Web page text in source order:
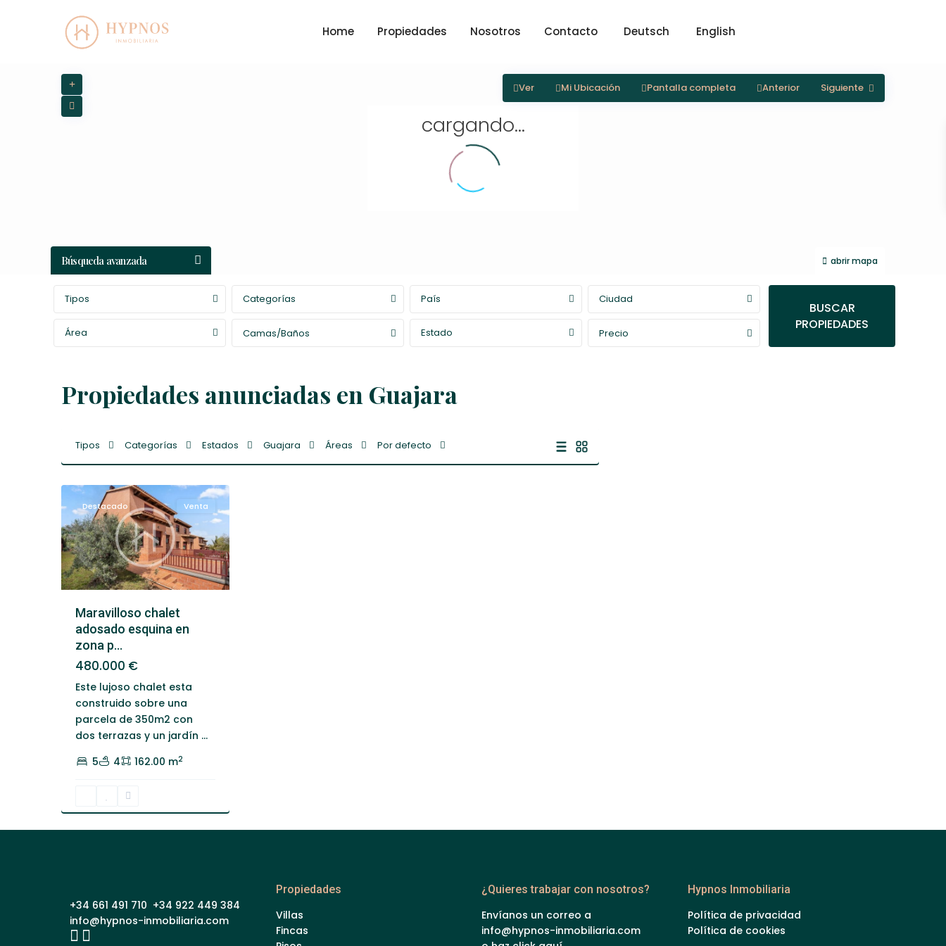
Home Propiedades Nosotros Contacto Deutsch English
cargando...
abrir mapa
Ver Mi Ubicación Pantalla completa Anterior Siguiente
Búsqueda avanzada
Tipos Categorías País Ciudad
Área Camas/Baños Estado Precio
BUSCAR
PROPIEDADES
Propiedades anunciadas en Guajara
Tipos Categorías Estados Guajara Áreas Por defecto
Guajara
La
Destacado Venta
Maravilloso chalet
adosado esquina en
zona p...
480.000 €
Este lujoso chalet esta
construido sobre una
parcela de 350m2 con
dos terrazas y un jardín ...
5
4 162.00 m2
+34 661 491 710 +34 922 449 384
info@hypnos-inmobiliaria.com
Propiedades
Villas
Fincas
¿Quieres trabajar con nosotros?
Envíanos un correo a
info@hypnos-inmobiliaria.com
Hypnos Inmobiliaria
Política de privacidad
Política de cookies